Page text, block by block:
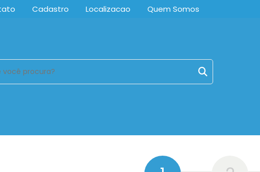
Cadastro Localizacao Quem Somos